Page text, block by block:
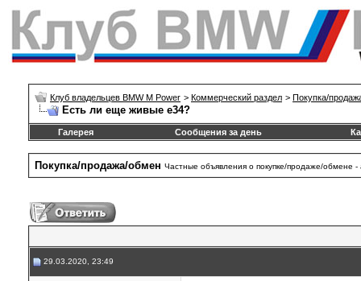
Клуб владельцев BMW M Power > Коммерческий раздел > Покупка/
Есть ли еще живые е34?
Галерея Сообщения за день
Покупка/продажа/обмен Частные объявления о покупке/продаже/обмене
29.03.2020, 23:49